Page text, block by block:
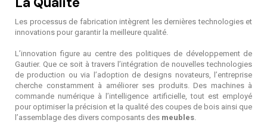
Les processus de fabrication intègrent les dernières technologies et
innovations pour garantir la meilleure qualité.
L’innovation figure au centre des politiques de développement de
Gautier. Que ce soit à travers l’intégration de nouvelles technologies
de production ou via l’adoption de designs novateurs, l’entreprise
cherche constamment à améliorer ses produits. Des machines à
commande numérique à l’intelligence artificielle, tout est employé
pour optimiser la précision et la qualité des coupes de bois ainsi que
l’assemblage des divers composants des meubles.